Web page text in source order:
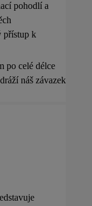
pohodlí a
přístup k
po celé délce
náš závazek